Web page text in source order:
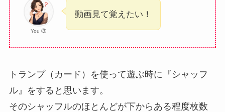
You ③
動画見て覚えたい！
トランプ（カード）を使って遊ぶ時に『シャッフ
ル』をすると思います。
そのシャッフルのほとんどが下からある程度枚数